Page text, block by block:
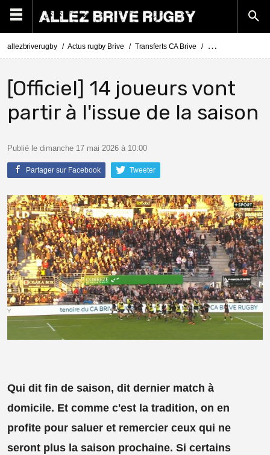
allezbriverugby Actus rugby Brive Transferts CA Brive Actus Transferts
[Officiel] 14 joueurs vont
partir à l'issue de la saison
Publié le dimanche 17 mai 2026 à 10:00
Partager sur Facebook Tweeter
Qui dit fin de saison, dit dernier match à
domicile. Et comme c'est la tradition, on en
profite pour saluer et remercier ceux qui ne
seront plus la saison prochaine. Si certains